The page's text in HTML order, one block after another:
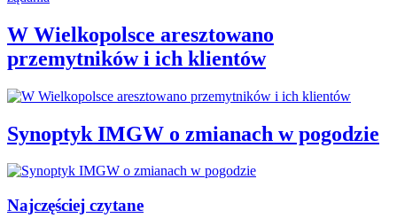
W Wielkopolsce aresztowano
przemytników i ich klientów
Synoptyk IMGW o zmianach w pogodzie
Najczęściej czytane